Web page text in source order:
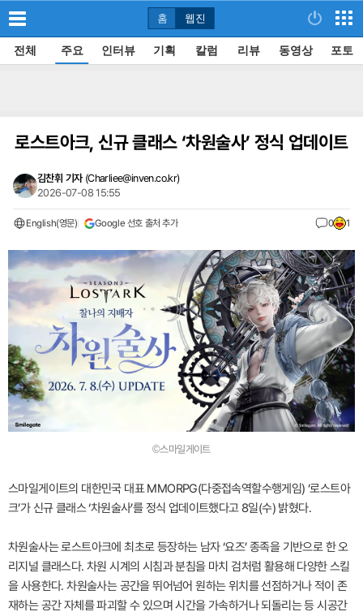
홈 웹진
전체 주요 인터뷰 기획 칼럼 리뷰 동영상 포토
로스트아크, 신규 클래스 ‘차원술사’ 정식 업데이트
김찬휘 기자 (Charliee@inven.co.kr)
2026-07-08 15:55
English(영문) Google 선호 출처 추가 0 1
©스마일게이트
스마일게이트의 대한민국 대표 MMORPG(다중접속역할수행게임) ‘로스트아
크’가 신규 클래스 ‘차원술사’를 정식 업데이트했다고 8일(수) 밝혔다.
차원술사는 로스트아크에 최초로 등장하는 남자 ‘요즈’ 종족을 기반으로 한 오
리지널 클래스다. 차원 시계의 시침과 분침을 마치 검처럼 활용해 다양한 스킬
을 사용한다. 차원술사는 공간을 뛰어넘어 원하는 위치를 선점하거나 적이 존
재하는 공간 자체를 파괴할 수 있으며 시간을 가속하거나 되돌리는 등 시공간